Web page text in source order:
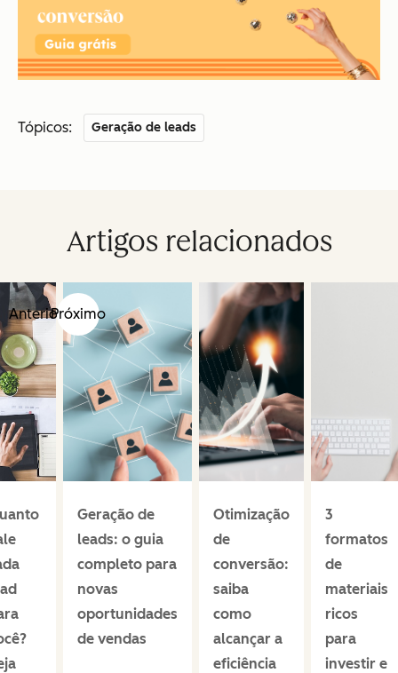
Tópicos: Geração de leads
Artigos relacionados
AnteriorPróximo
Geração de
leads: o guia
completo para
novas
oportunidades
de vendas
Otimização
de
conversão:
saiba
como
alcançar a
eficiência
3
formatos
de
materiais
ricos
para
investir e